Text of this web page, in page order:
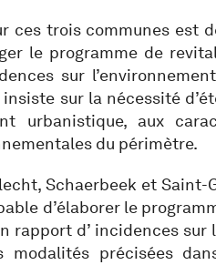
ces trois communes est
le programme de
sur
sur la nécessité
urbanistique, aux
du périmètre.
Schaerbeek et
d’élaborer le
rapport d’ incidences sur
précisées